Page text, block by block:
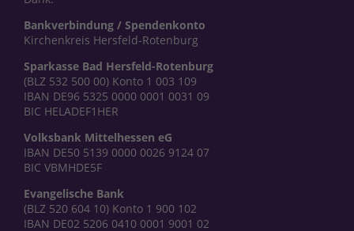
Bankverbindung / Spendenkonto
Kirchenkreis Hersfeld-Rotenburg
Sparkasse Bad Hersfeld-Rotenburg
(BLZ 532 500 00) Konto 1 003 109
IBAN DE96 5325 0000 0001 0031 09
BIC HELADEF1HER
Volksbank Mittelhessen eG
IBAN DE50 5139 0000 0026 9124 07
BIC VBMHDE5F
Evangelische Bank
(BLZ 520 604 10) Konto 1 900 102
IBAN DE02 5206 0410 0001 9001 02